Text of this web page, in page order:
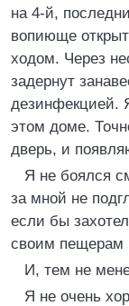
на 4-й,
вопиюще
ходом. Через
задернут
дезинфекцией.
этом доме.
дверь, и
Я не боялся
за мной не
если бы
своим пещерам
И, тем не
Я не очень